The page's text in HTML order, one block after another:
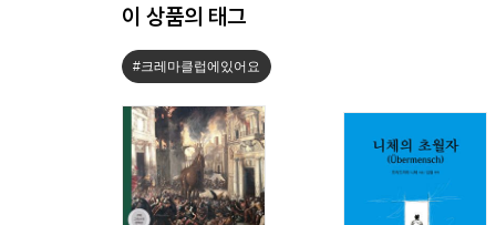
이 상품의 태그
#크레마클럽에있어요